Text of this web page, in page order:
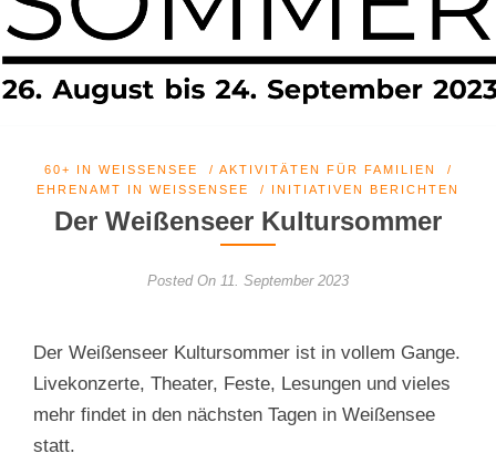
60+ IN WEISSENSEE / AKTIVITÄTEN FÜR FAMILIEN
/
EHRENAMT IN WEISSENSEE
/ INITIATIVEN BERICHTEN
Der Weißenseer Kultursommer
Posted On 11. September 2023
Der Weißenseer Kultursommer ist in vollem Gange.
Livekonzerte, Theater, Feste, Lesungen und vieles
mehr findet in den nächsten Tagen in Weißensee
statt.